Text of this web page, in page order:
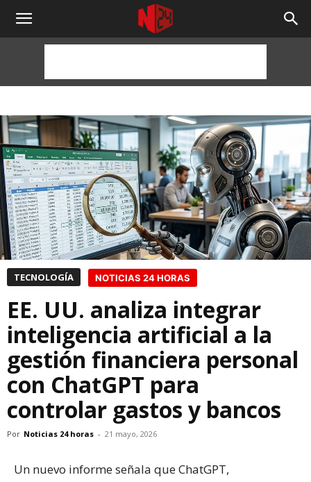
NOTICIAS
HORAS
TECNOLOGÍA NOTICIAS 24 HORAS
EE. UU. analiza integrar
inteligencia artificial a la
gestión financiera personal
con ChatGPT para
controlar gastos y bancos
Por Noticias 24 horas - 21 mayo, 2026
Un nuevo informe señala que ChatGPT,